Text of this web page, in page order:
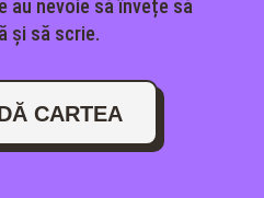
au nevoie să învețe să
și să scrie.
CARTEA